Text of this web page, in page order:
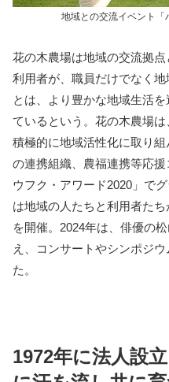
地域との交流イベント
花の木農場は地域の交流拠点
利用者が、職員だけでなく
とは、より豊かな地域生活
ているという。花の木農場
積極的に地域活性化に取り
の連携組織、農福連携等応
ウフク・アワード2020」で
は地域の人たちと利用者たち
を開催。2024年は、俳優の
え、コンサートやシンポジ
た。
1972年に法人設